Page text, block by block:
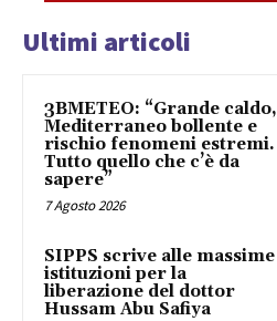
Ultimi articoli
3BMETEO: “Grande caldo,
Mediterraneo bollente e
rischio fenomeni estremi.
Tutto quello che c’è da
sapere”
7 Agosto 2026
SIPPS scrive alle massime
istituzioni per la
liberazione del dottor
Hussam Abu Safiya